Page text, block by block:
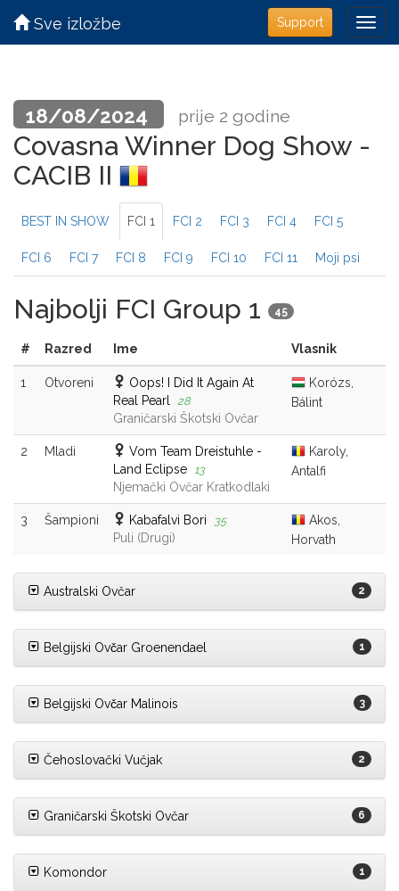
Support
Sve izložbe
18/08/2024 prije 2 godine
Covasna Winner Dog Show -
CACIB II
BEST IN SHOW FCI 1 FCI 2 FCI 3 FCI 4 FCI 5
FCI 6 FCI 7 FCI 8 FCI 9 FCI 10 FCI 11 Moji psi
Najbolji FCI Group 1 45
# Razred Ime Vlasnik
1 Otvoreni
Oops! I Did It Again At
Real Pearl 28
Graničarski Škotski Ovčar
Korózs,
Bálint
2 Mladi
Vom Team Dreistuhle -
Land Eclipse 13
Njemački Ovčar Kratkodlaki
Karoly,
Antalfi
3 Šampioni Kabafalvi Bori 35
Puli (Drugi)
Akos,
Horvath
Australski Ovčar 2
Belgijski Ovčar Groenendael 1
Belgijski Ovčar Malinois 3
Čehoslovački Vučjak 2
Graničarski Škotski Ovčar 6
Komondor 1